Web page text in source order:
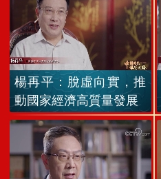
楊再平：脫虛向實，推
動國家經濟高質量發展